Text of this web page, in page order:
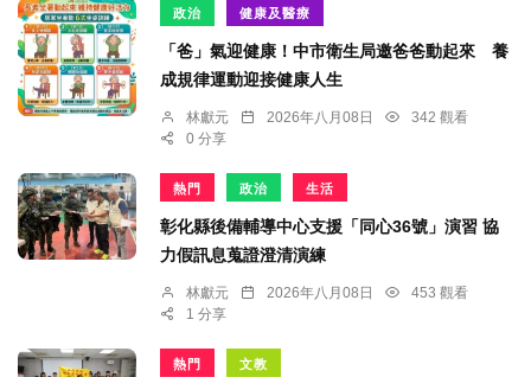
政治 健康及醫療
「爸」氣迎健康！中市衛生局邀爸爸動起來 養
成規律運動迎接健康人生
林獻元 2026年八月08日
342 觀看
0 分享
熱門 政治 生活
彰化縣後備輔導中心支援「同心36號」演習 協
力假訊息蒐證澄清演練
林獻元 2026年八月08日
453 觀看
1 分享
熱門 文教